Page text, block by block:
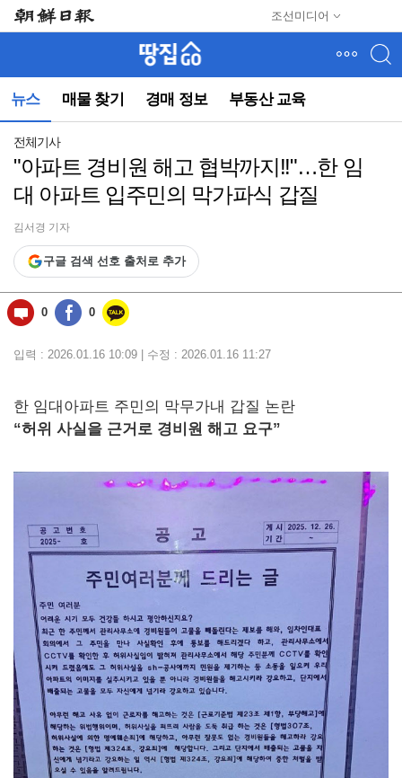
조선미디어
뉴스 매물 찾기 경매 정보 부동산 교육
뉴
(컨
동)
전체기사
"아파트 경비원 해고 협박까지!!"…한 임
대 아파트 입주민의 막가파식 갑질
김서경 기자
구글 검색 선호 출처로 추가
0 0
입력 : 2026.01.16 10:09 | 수정 : 2026.01.16 11:27
한 임대아파트 주민의 막무가내 갑질 논란
“허위 사실을 근거로 경비원 해고 요구”